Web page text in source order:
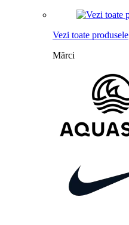
Vezi toate produsele
Mărci